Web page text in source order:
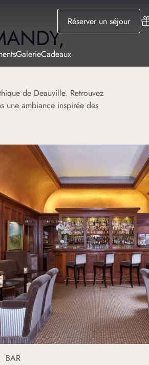
Réserver un séjour
GalerieCadeaux
de Deauville. Retrouvez
une ambiance inspirée des
BAR